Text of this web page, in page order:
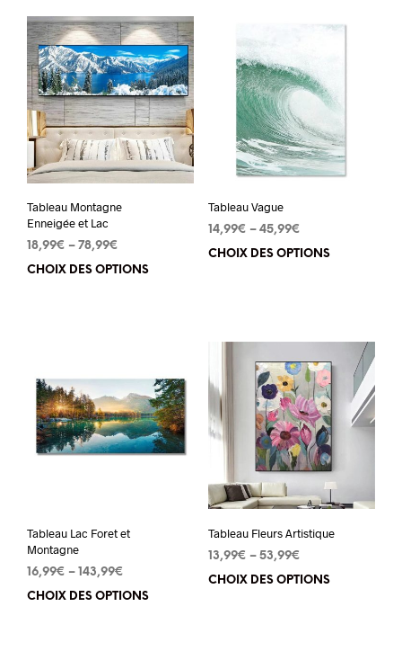
Tableau Montagne
Enneigée et Lac
18,99€ – 78,99€
CHOIX DES OPTIONS
plusieurs
variations.
Les
options
peuvent
choisies
page
du
Tableau Vague
14,99€ – 45,99€
CHOIX DES OPTIONS
Les
sur
Tableau Lac Foret et
Montagne
16,99€ – 143,99€
CHOIX DES OPTIONS
Tableau Fleurs Artistique
13,99€ – 53,99€
CHOIX DES OPTIONS